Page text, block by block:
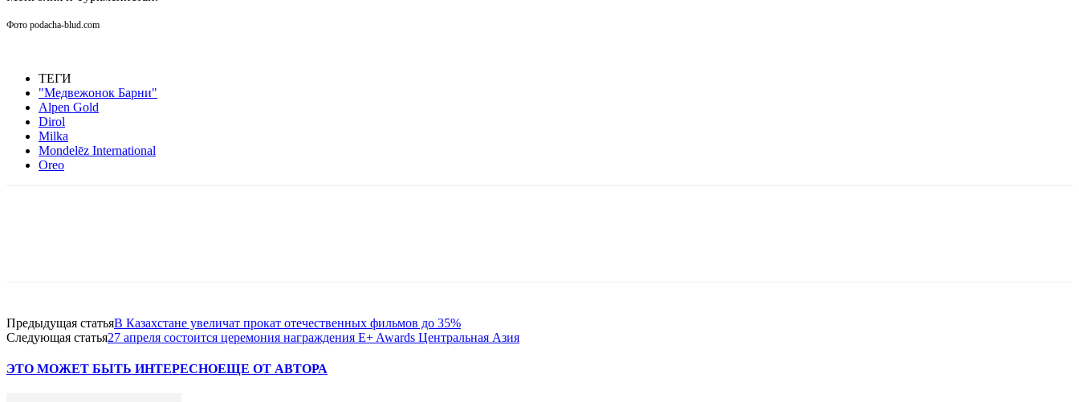
Фото podacha-blud.com
ТЕГИ
"Медвежонок Барни"
Alpen Gold
Dirol
Milka
Mondelēz International
Oreo
Предыдущая статьяВ Казахстане увеличат прокат отечественных фильмов до 35%
Следующая статья27 апреля состоится церемония награждения E+ Awards Центральная Азия
ЭТО МОЖЕТ БЫТЬ ИНТЕРЕСНОЕЩЕ ОТ АВТОРА